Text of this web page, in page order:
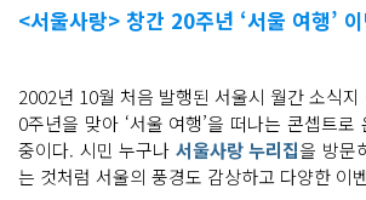
<서울사랑> 창간 20주년 ‘서울 여행’
2002년 10월 처음 발행된 서울시 월간 소식
0주년을 맞아 ‘서울 여행’을 떠나는 콘셉트로
중이다. 시민 누구나 서울사랑 누리집을 방문
는 것처럼 서울의 풍경도 감상하고 다양한 이